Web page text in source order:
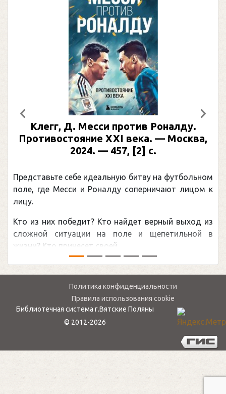
Клегг, Д. Месси против Роналду.
Противостояние XXI века. — Москва,
2024. — 457, [2] с.
Представьте себе идеальную битву на футбольном
поле, где Месси и Роналду соперничают лицом к
лицу.
Кто из них победит? Кто найдет верный выход из
сложной ситуации на поле и щепетильной в
жизни? Кто принесет своей ...
Предыдущий
Политика конфиденциальности
Правила использования cookie
Библиотечная система г.Вятские Поляны
© 2012-2026